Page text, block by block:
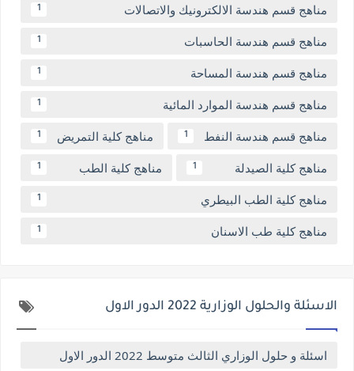
مناهج قسم هندسة الالكترونيك والاتصالات 1
مناهج قسم هندسة الحاسبات 1
مناهج قسم هندسة المساحة 1
مناهج قسم هندسة الموارد المائية 1
مناهج قسم هندسة النفط 1 مناهج كلية التمريض 1
مناهج كلية الصيدلة 1 مناهج كلية الطب 1
مناهج كلية الطب البيطري 1
مناهج كلية طب الاسنان 1
الاسئلة والحلول الوزارية 2022 الدور الاول
اسئلة و حلول الوزاري الثالث متوسط 2022 الدور الاول